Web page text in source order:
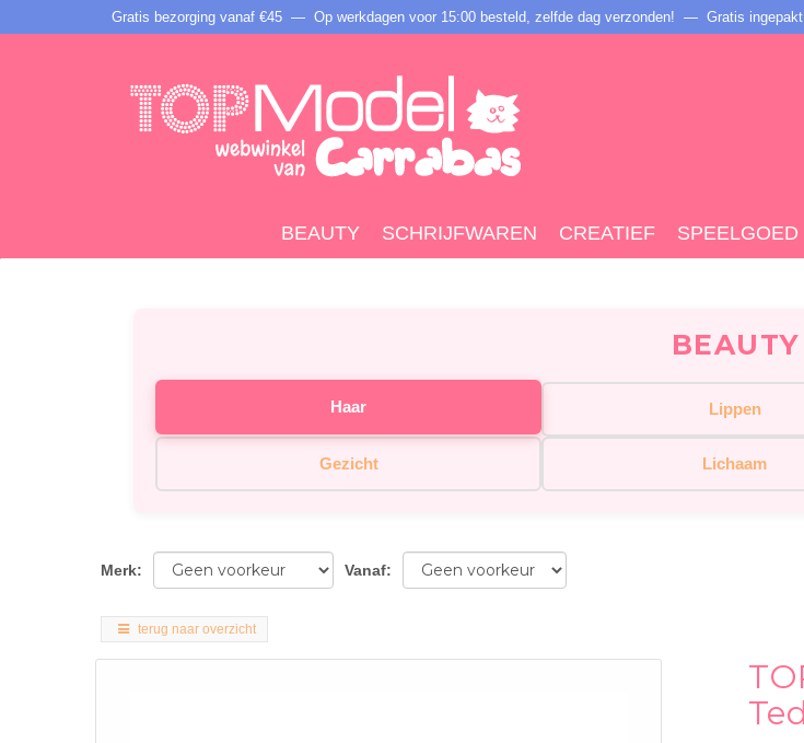
Gratis bezorging vanaf €45 — Op werkdagen voor 15:00 besteld, zelfde dag verzonden! — Gratis ingepakt
BEAUTY SCHRIJFWAREN CREATIEF SPEELGOED
BEAUTY
Haar Lippen
Gezicht Lichaam
Merk: Vanaf:
terug naar overzicht